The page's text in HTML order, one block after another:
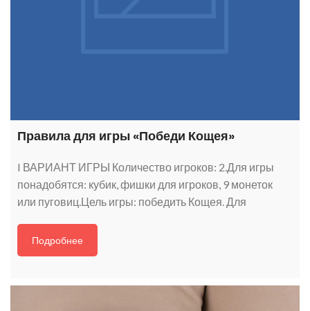
Правила для игры «Победи Кощея»
I ВАРИАНТ ИГРЫ Количество игроков: 2.Для игры
понадобятся: кубик, фишки для игроков, 9 монеток
или пуговиц.Цель игры: победить Кощея. Для
Подробнее